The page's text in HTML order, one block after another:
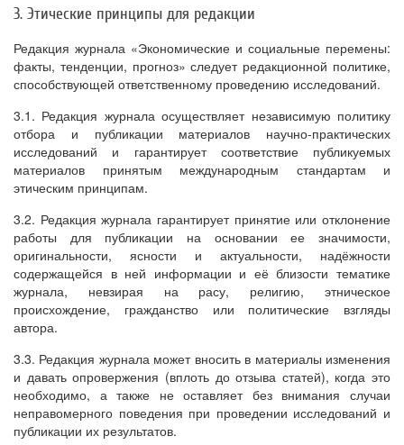
3. Этические принципы для редакции
Редакция журнала «Экономические и социальные перемены:
факты, тенденции, прогноз» следует редакционной политике,
способствующей ответственному проведению исследований.
3.1. Редакция журнала осуществляет независимую политику
отбора и публикации материалов научно-практических
исследований и гарантирует соответствие публикуемых
материалов принятым международным стандартам и
этическим принципам.
3.2. Редакция журнала гарантирует принятие или отклонение
работы для публикации на основании ее значимости,
оригинальности, ясности и актуальности, надёжности
содержащейся в ней информации и её близости тематике
журнала, невзирая на расу, религию, этническое
происхождение, гражданство или политические взгляды
автора.
3.3. Редакция журнала может вносить в материалы изменения
и давать опровержения (вплоть до отзыва статей), когда это
необходимо, а также не оставляет без внимания случаи
неправомерного поведения при проведении исследований и
публикации их результатов.